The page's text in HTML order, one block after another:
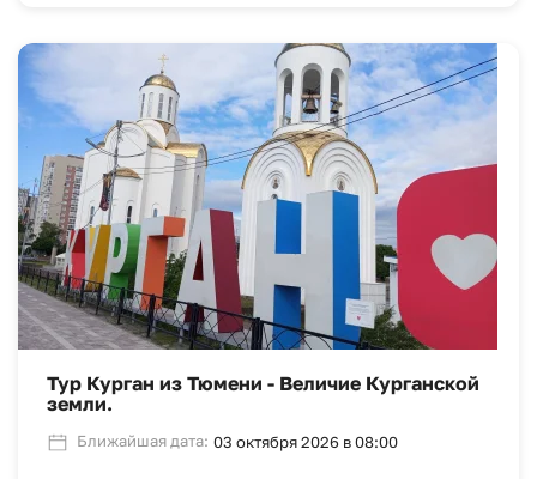
Тур Курган из Тюмени - Величие Курганской
земли.
Ближайшая дата: 03 октября 2026 в 08:00